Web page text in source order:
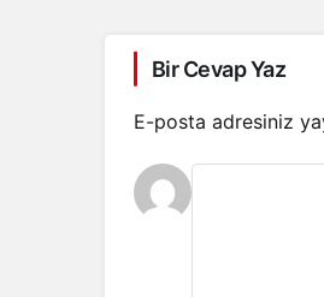
Bir Cevap Yaz
E-posta adresiniz